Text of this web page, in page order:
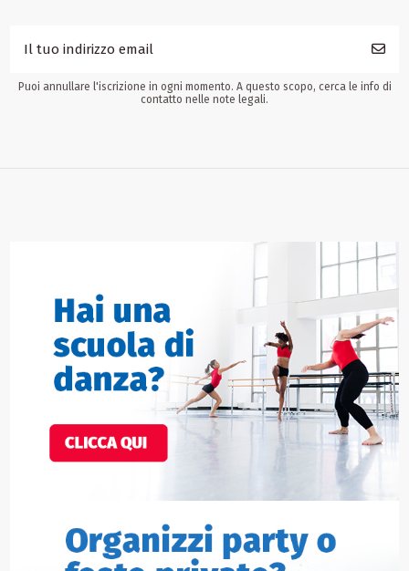
Puoi annullare l'iscrizione in ogni momento. A questo scopo, cerca le info di
contatto nelle note legali.